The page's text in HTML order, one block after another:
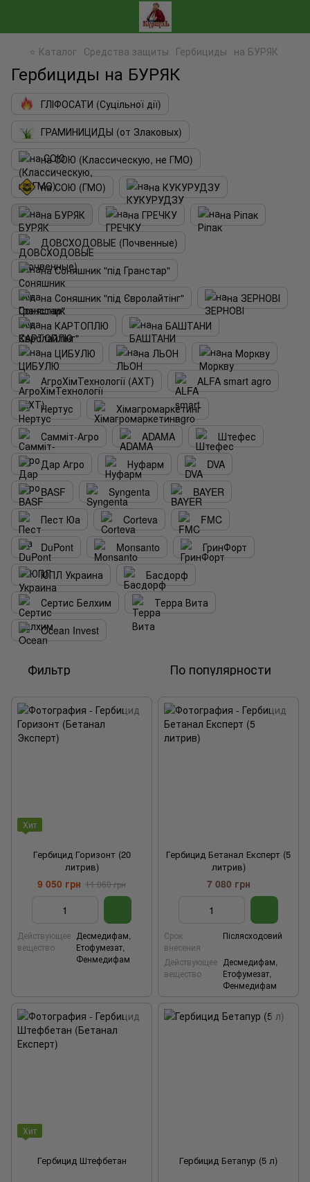
⭐ Каталог Средства защиты Гербициды на БУРЯК
Гербициды на БУРЯК
ГЛІФОСАТИ (Суцільної дії)
ГРАМИНИЦИДЫ (от Злаковых)
на СОЮ (Классическую, не ГМО)
на СОЮ (ГМО)
на КУКУРУДЗУ
на БУРЯК
на ГРЕЧКУ
на Ріпак
ДОВСХОДОВЫЕ (Почвенные)
на Соняшник "під Гранстар"
на Соняшник "під Євролайтінг"
на ЗЕРНОВІ
на КАРТОПЛЮ
на БАШТАНИ
на ЦИБУЛЮ
на ЛЬОН
на Моркву
АгроХімТехнології (АХТ)
ALFA smart agro
Нертус
Хімагромаркетинг
Самміт-Агро
ADAMA
Штефес
Дар Агро
Нуфарм
DVA
BASF
Syngenta
BAYER
Пест Юа
Corteva
FMC
DuPont
Monsanto
ГринФорт
ЮПЛ Украина
Басдорф
Сертис Белхим
Терра Вита
Ocean Invest
Фильтр По популярности
Хит
Гербицид Горизонт (20
литрив)
9 050 грн 11 060 грн
Действующее
вещество
Десмедифам,
Етофумезат,
Фенмедифам
Гербицид Бетанал Експерт (5
литрив)
7 080 грн
Срок
внесения
Післясходовий
Действующее
вещество
Десмедифам,
Етофумезат,
Фенмедифам
Хит
Гербицид Штефбетан Гербицид Бетапур (5 л)